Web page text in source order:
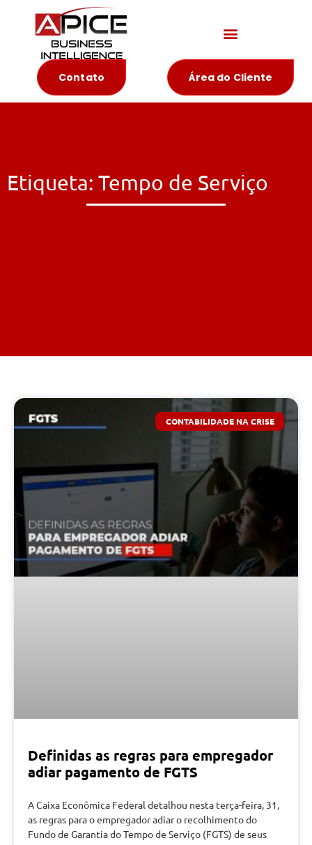
Contato Área do Cliente
Etiqueta: Tempo de Serviço
CONTABILIDADE NA CRISE
Definidas as regras para empregador
adiar pagamento de FGTS
A Caixa Econômica Federal detalhou nesta terça-feira, 31,
as regras para o empregador adiar o recolhimento do
Fundo de Garantia do Tempo de Serviço (FGTS) de seus